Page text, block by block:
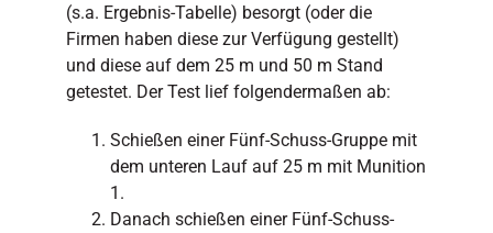
(s.a. Ergebnis-Tabelle) besorgt (oder die
Firmen haben diese zur Verfügung gestellt)
und diese auf dem 25 m und 50 m Stand
getestet. Der Test lief folgendermaßen ab:
Schießen einer Fünf-Schuss-Gruppe mit
dem unteren Lauf auf 25 m mit Munition
1.
Danach schießen einer Fünf-Schuss-